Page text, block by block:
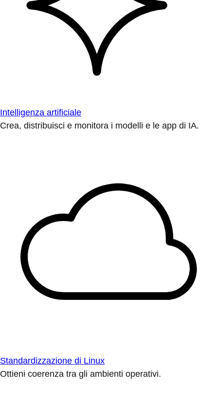
Intelligenza artificiale
Crea, distribuisci e monitora i modelli e le app di IA.
Standardizzazione di Linux
Ottieni coerenza tra gli ambienti operativi.